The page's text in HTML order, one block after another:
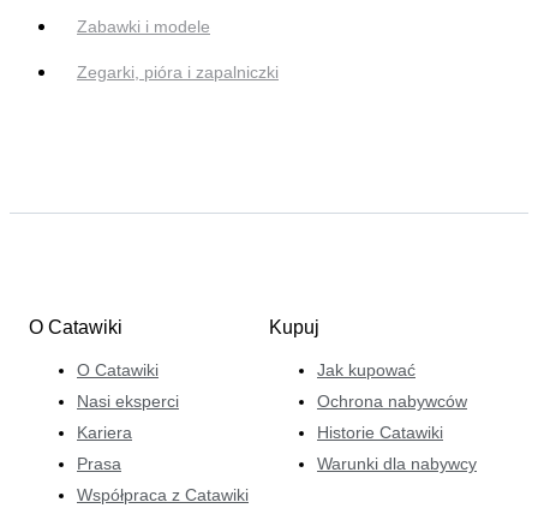
Zabawki i modele
Zegarki, pióra i zapalniczki
O Catawiki
O Catawiki
Nasi eksperci
Kariera
Prasa
Współpraca z Catawiki
Kupuj
Jak kupować
Ochrona nabywców
Historie Catawiki
Warunki dla nabywcy